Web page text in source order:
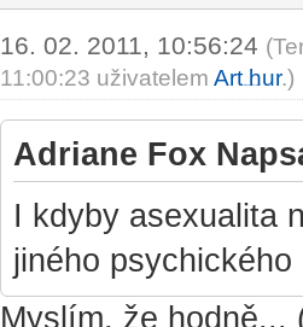
16. 02. 2011, 10:56:24
11:00:23 uživatelem Art hur.)
Adriane Fox
I kdyby asexualita
jiného
Myslím, že hodně...